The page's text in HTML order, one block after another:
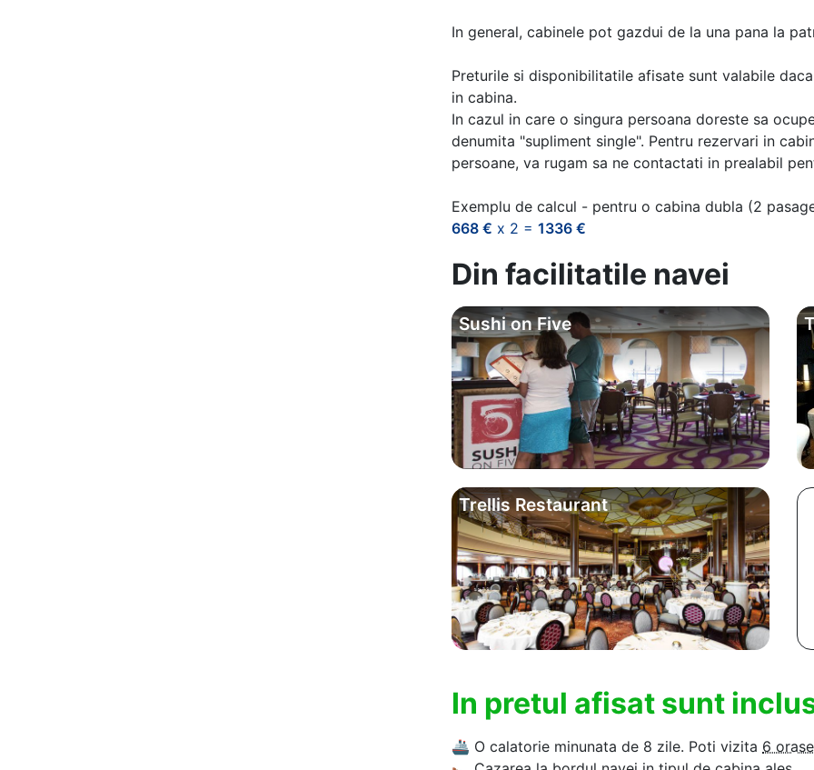
In general, cabinele pot gazdui de la una pana la
Preturile si disponibilitatile afisate sunt valabile
in cabina.
In cazul in care o singura persoana doreste sa
denumita "supliment single". Pentru rezervari in
persoane, va rugam sa ne contactati in prealabil
Exemplu de calcul - pentru o cabina dubla (2
668 € x 2 = 1336 €
Din facilitatile navei
Sushi on Five
Trellis Restaurant
In pretul afisat sunt
🚢 O calatorie minunata de 8 zile. Poti vizita 6 orase